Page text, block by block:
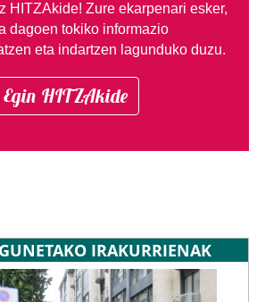
HITZAkide! Zure ekarpenari esker,
dagoen tokiko informazio
eta indartzen lagunduko duzu.
Egin HITZAkide
IRAKURRIENAK